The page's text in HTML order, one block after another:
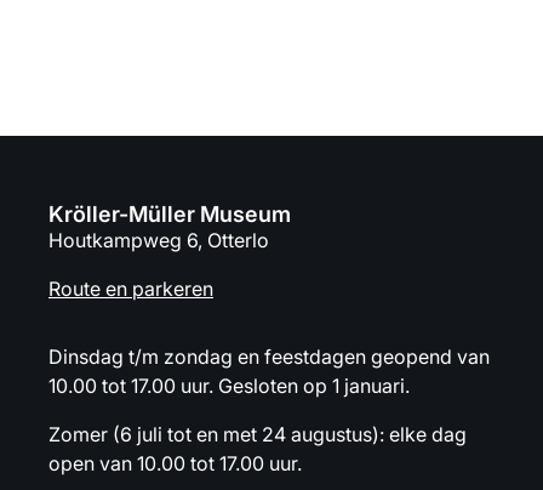
Kröller-Müller Museum
Houtkampweg 6, Otterlo
Route en parkeren
Dinsdag t/m zondag en feestdagen geopend van
10.00 tot 17.00 uur. Gesloten op 1 januari.
Zomer (6 juli tot en met 24 augustus): elke dag
open van 10.00 tot 17.00 uur.